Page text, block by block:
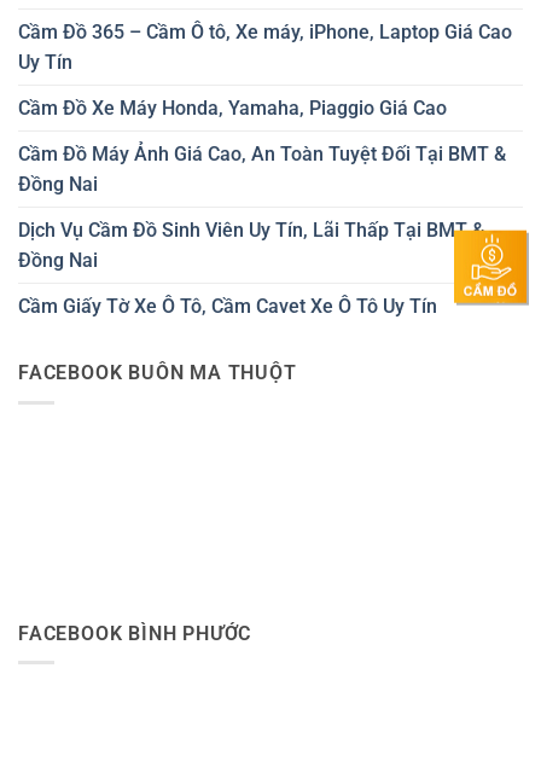
Cầm Đồ 365 – Cầm Ô tô, Xe máy, iPhone, Laptop Giá Cao
Uy Tín
Cầm Đồ Xe Máy Honda, Yamaha, Piaggio Giá Cao
Cầm Đồ Máy Ảnh Giá Cao, An Toàn Tuyệt Đối Tại BMT &
Đồng Nai
Dịch Vụ Cầm Đồ Sinh Viên Uy Tín, Lãi Thấp Tại BMT &
Đồng Nai
Cầm Giấy Tờ Xe Ô Tô, Cầm Cavet Xe Ô Tô Uy Tín
FACEBOOK BUÔN MA THUỘT
FACEBOOK BÌNH PHƯỚC